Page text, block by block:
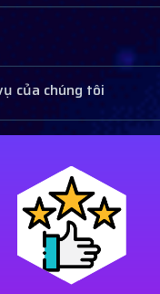
của chúng tôi